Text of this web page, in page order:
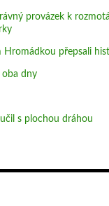
provázek k
Hromádkou přepsali
oba dny
s plochou dráhou